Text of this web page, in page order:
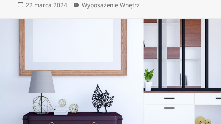
Data
22 marca 2024 Kategorie
Wyposażenie Wnętrz